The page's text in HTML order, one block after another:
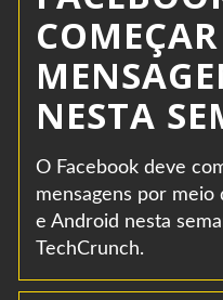
NESTA
O Facebook deve
mensagens por meio
e Android nesta
TechCrunch.